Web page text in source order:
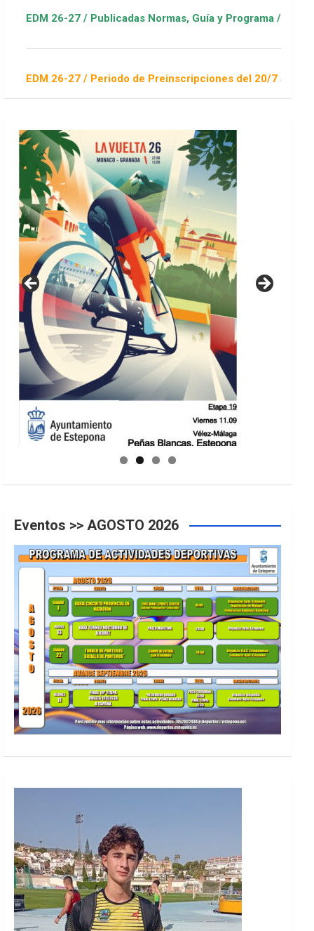
/ Publicadas Normas, Guía y Programa / ver Escuelas
/ Periodo de Preinscripciones del 20/7 al 16/8 / Sorteo 1 de
GUIA DE INSTALACIONES DEPORTIVAS
Eventos >> AGOSTO 2026